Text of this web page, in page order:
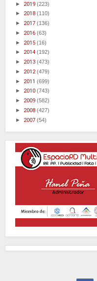
► 2019 (223)
► 2018 (110)
► 2017 (136)
► 2016 (63)
► 2015 (16)
► 2014 (192)
► 2013 (473)
► 2012(479)
► 2011 (699)
► 2010 (743)
► 2009 (582)
► 2008 (427)
► 2007 (54)